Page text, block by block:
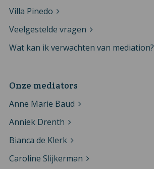
Villa Pinedo
Veelgestelde vragen
Wat kan ik verwachten van mediation?
Onze mediators
Anne Marie Baud
Anniek Drenth
Bianca de Klerk
Caroline Slijkerman